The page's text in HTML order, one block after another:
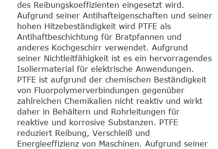
des Reibungskoeffizienten eingesetzt wird.
Aufgrund seiner Antihafteigenschaften und seiner
hohen Hitzebeständigkeit wird PTFE als
Antihaftbeschichtung für Bratpfannen und
anderes Kochgeschirr verwendet. Aufgrund
seiner Nichtleitfähigkeit ist es ein hervorragendes
Isoliermaterial für elektrische Anwendungen.
PTFE ist aufgrund der chemischen Beständigkeit
von Fluorpolymerverbindungen gegenüber
zahlreichen Chemikalien nicht reaktiv und wirkt
daher in Behältern und Rohrleitungen für
reaktive und korrosive Substanzen. PTFE
reduziert Reibung, Verschleiß und
Energieeffizienz von Maschinen. Aufgrund seiner